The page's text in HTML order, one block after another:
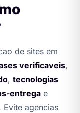
de sites em
verificaveis,
, tecnologias
entrega e
. Evite agencias